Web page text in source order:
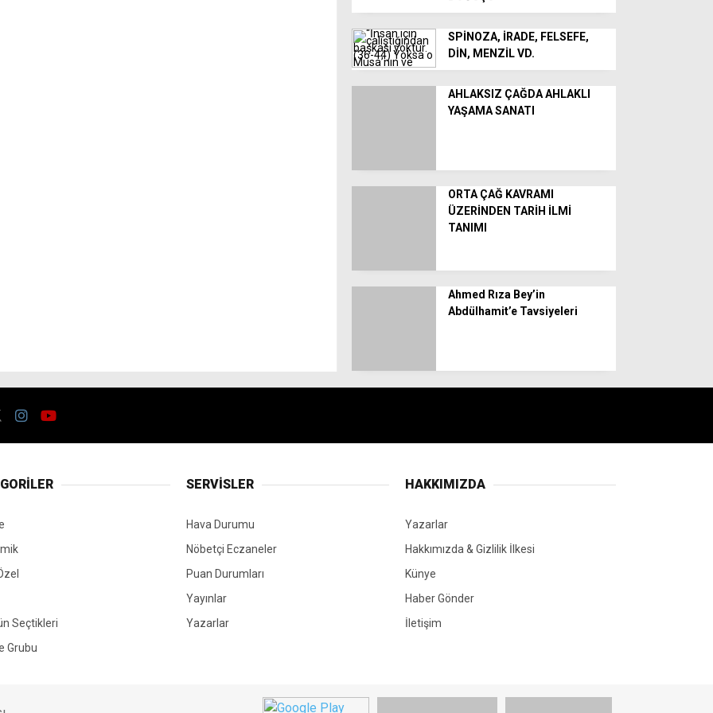
SPİNOZA, İRADE, FELSEFE,
DİN, MENZİL VD.
AHLAKSIZ ÇAĞDA AHLAKLI
YAŞAMA SANATI
ÜZERİNDEN TARİH İLMİ
TANIMI
Ahmed Rıza Bey’in
Seçtikleri
Grubu
Nöbetçi Eczaneler
Yazarlar
Hakkımızda & Gizlilik İlkesi
İletişim